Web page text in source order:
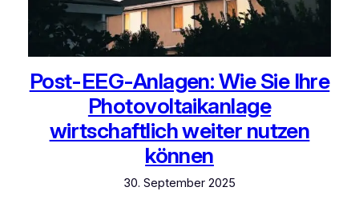
Post-EEG-Anlagen: Wie Sie Ihre
Photovoltaikanlage
wirtschaftlich weiter nutzen
können
30. September 2025